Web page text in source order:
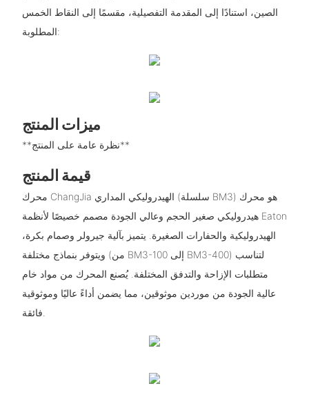
الصين، استنادًا إلى المقدمة التفصيلية، مقسمًا إلى النقاط الخمس
المطلوبة:
ميزات المنتج
**نظرة عامة على المنتج**
قيمة المنتج
محرك ChangJia الهيدروليكي المداري (سلسلة BM3) هو محرك
هيدروليكي صغير الحجم وعالي الجودة مصمم خصيصًا لأنظمة Eaton
الهيدروليكية والحفارات الصغيرة. يتميز بآلية جيرولر وصمام بكرة،
ويتوفر بنماذج مختلفة (من BM3-100 إلى BM3-400) لتناسب
متطلبات الإزاحة والتدفق المختلفة. يُصنع المحرك من مواد خام
عالية الجودة من موردين موثوقين، مما يضمن أداءً عاليًا وموثوقية